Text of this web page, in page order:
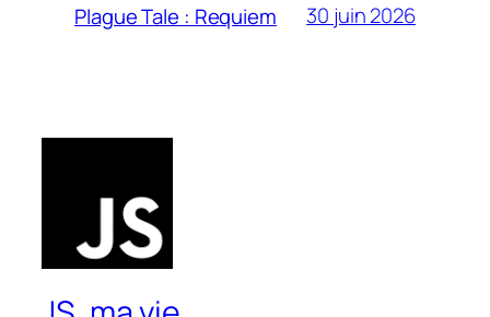
Plague Tale : Requiem 30 juin 2026